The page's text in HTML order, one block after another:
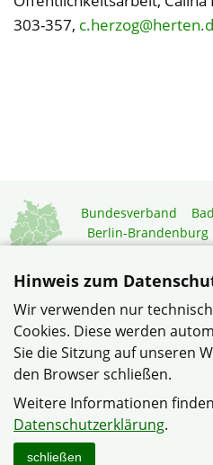
303-357,
Bundesverband
Berlin-Brandenburg
Niedersachsen
Rheinland-Pfalz
Sachsen-Anhalt
© Siedlergemeinschaft
Hinweis zum
Wir verwenden nur
Cookies. Diese werden
Sie die Sitzung auf unseren
den Browser schließen.
Weitere Informationen
Datenschutzerklärung.
schließen